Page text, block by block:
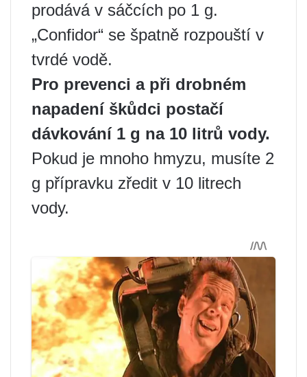
prodává v sáčcích po 1 g.
„Confidor“ se špatně rozpouští v
tvrdé vodě.
Pro prevenci a při drobném
napadení škůdci postačí
dávkování 1 g na 10 litrů vody.
Pokud je mnoho hmyzu, musíte 2
g přípravku zředit v 10 litrech
vody.